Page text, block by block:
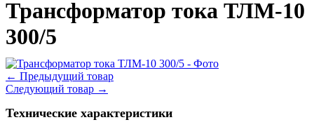
Трансформатор тока ТЛМ-10
300/5
← Предыдущий товар
Следующий товар →
Технические характеристики